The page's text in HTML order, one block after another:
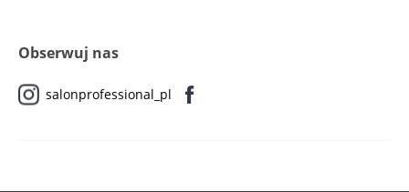
Obserwuj nas
salonprofessional_pl